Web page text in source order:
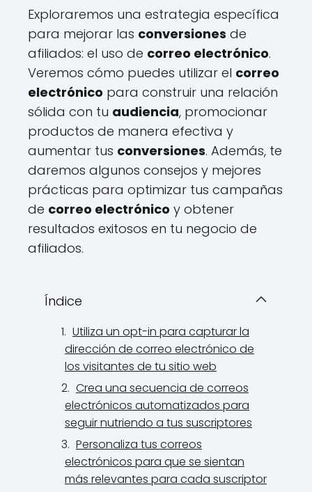
Exploraremos una estrategia específica
para mejorar las conversiones de
afiliados: el uso de correo electrónico.
Veremos cómo puedes utilizar el correo
electrónico para construir una relación
sólida con tu audiencia, promocionar
productos de manera efectiva y
aumentar tus conversiones. Además, te
daremos algunos consejos y mejores
prácticas para optimizar tus campañas
de correo electrónico y obtener
resultados exitosos en tu negocio de
afiliados.
Índice
Utiliza un opt-in para capturar la
dirección de correo electrónico de
los visitantes de tu sitio web
Crea una secuencia de correos
electrónicos automatizados para
seguir nutriendo a tus suscriptores
Personaliza tus correos
electrónicos para que se sientan
más relevantes para cada suscriptor